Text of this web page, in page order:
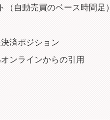
自動売買のベース時間足）
済ポジション
ンラインからの引用